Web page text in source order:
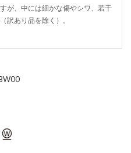
が、中には細かな傷やシワ、若干
訳あり品を除く）。